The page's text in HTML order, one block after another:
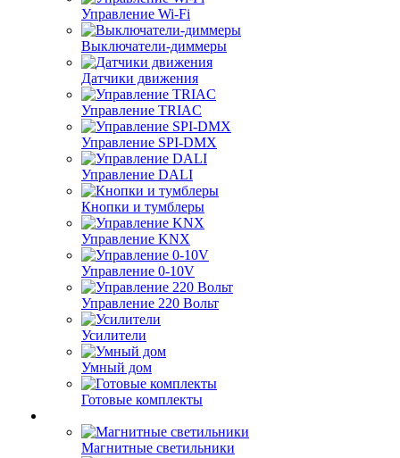
Управление Wi-Fi
Выключатели-диммеры
Датчики движения
Управление TRIAC
Управление SPI-DMX
Управление DALI
Кнопки и тумблеры
Управление KNX
Управление 0-10V
Управление 220 Вольт
Усилители
Умный дом
Готовые комплекты
Магнитные светильники